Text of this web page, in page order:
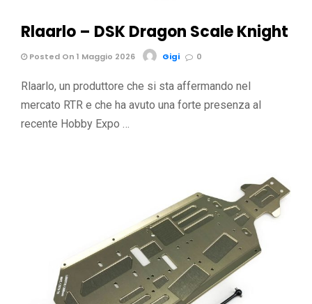
Rlaarlo – DSK Dragon Scale Knight
Posted On 1 Maggio 2026 Gigi 0
Rlaarlo, un produttore che si sta affermando nel
mercato RTR e che ha avuto una forte presenza al
recente Hobby Expo …